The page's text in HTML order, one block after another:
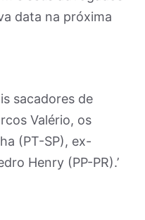
data na próxima
sacadores de
Valério, os
(PT-SP), ex-
Henry (PP-PR).’